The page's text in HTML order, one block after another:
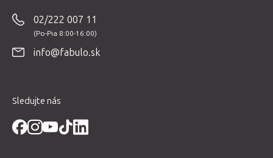
02/222 007 11
info@fabulo.sk
Sledujte nás